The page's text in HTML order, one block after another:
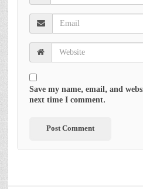
Save my name, email, and
next time I comment.